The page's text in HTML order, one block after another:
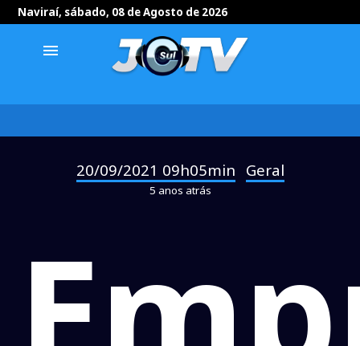
Naviraí, sábado, 08 de Agosto de 2026
menu
20/09/2021 09h05min Geral
5 anos atrás